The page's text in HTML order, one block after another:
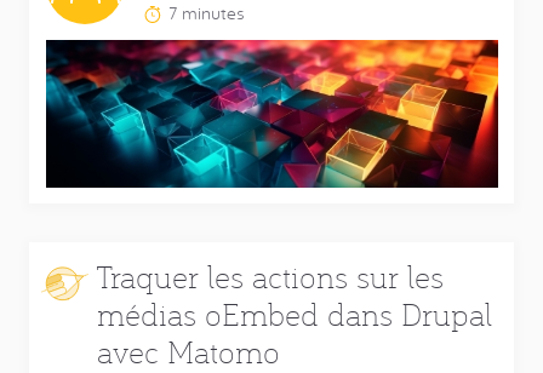
Temps
de
lecture
estimé
:
7 minutes
Traquer les actions sur les
médias oEmbed dans Drupal
avec Matomo